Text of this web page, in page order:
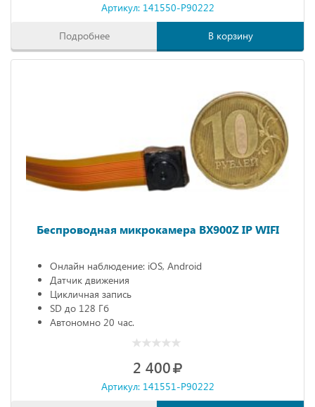
Артикул: 141550-P90222
Подробнее В корзину
Беспроводная микрокамера BX900Z IP WIFI
Онлайн наблюдение: iOS, Android
Датчик движения
Цикличная запись
SD до 128 Гб
Автономно 20 час.
2 400
Артикул: 141551-P90222